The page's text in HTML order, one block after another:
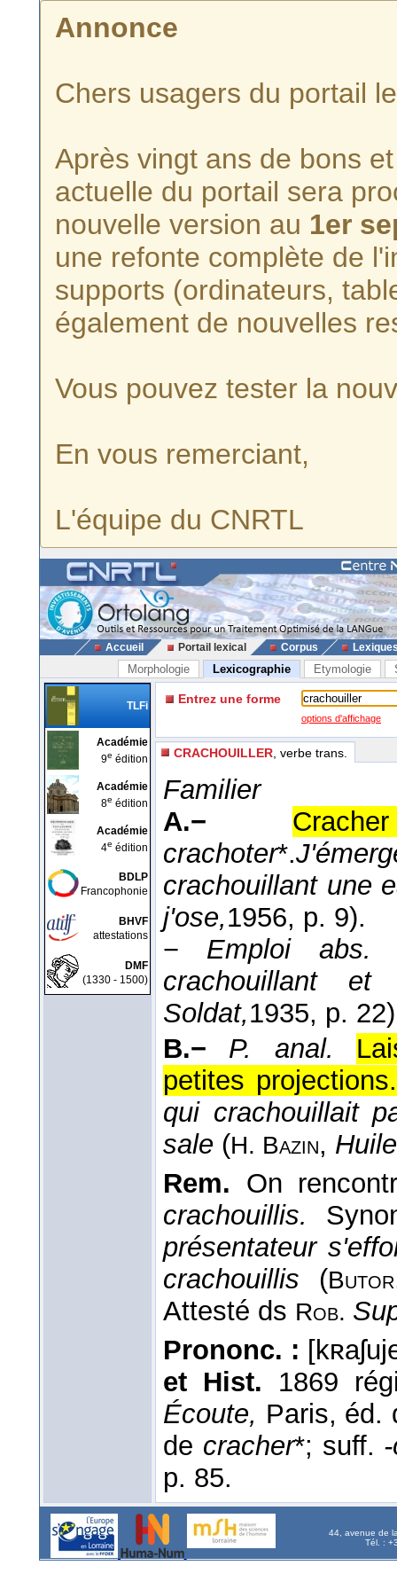
Annonce
Chers usagers du portail
Après vingt ans de bons
actuelle du portail sera
nouvelle version au 1er
une refonte complète de
supports (ordinateurs,
également de nouvelles
Vous pouvez tester la
En vous remerciant,
L'équipe du CNRTL
Accueil Portail lexical Corpus
Morphologie Lexicographie Etymologie
TLFi
Académie
9e édition
Académie
8e édition
Académie
4e édition
BDLP
Francophonie
BHVF
attestations
DMF
(1330 - 1500)
Entrez une forme
options d'affichage
CRACHOUILLER , verbe trans.
Familier
A.−
crachoter*.
crachouillant une
j'ose,1956, p. 9).
− Emploi abs.
crachouillant
Soldat,1935, p.
B.−
P. anal.
petites projections.
qui crachouillait
sale (H. Bazin,
Rem. On
crachouillis.
présentateur
crachouillis (Butor
Attesté ds Rob.
Prononc. :
et Hist. 1869
Écoute, Paris, éd.
de cracher*; suff.
p. 85.
44, avenue de
Tél. :